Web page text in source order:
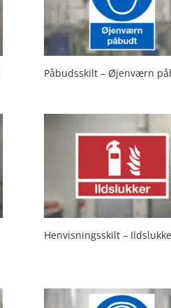
Påbudsskilt – Øjenværn
Henvisningsskilt –